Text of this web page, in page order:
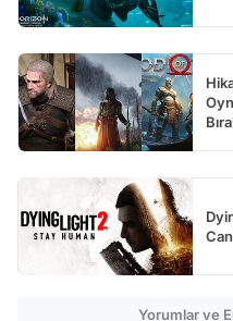
Yorumlar ve